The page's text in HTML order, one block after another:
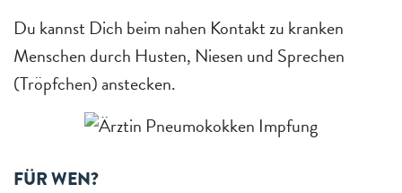
Du kannst Dich beim nahen Kontakt zu kranken
Menschen durch Husten, Niesen und Sprechen
(Tröpfchen) anstecken.
FÜR WEN?